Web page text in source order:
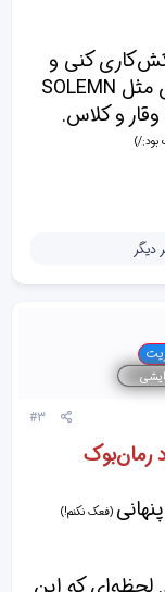
کنی و
نشون بدی که حتی با یک اسم سنگین مثل SOLEMN
و کلاس.
بود:/)
#3
(فعک نکنم!)